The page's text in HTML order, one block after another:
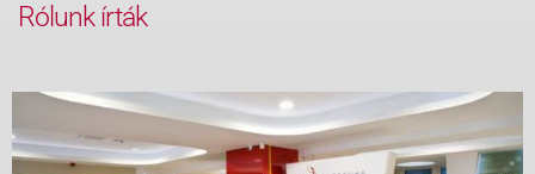
Rólunk írták